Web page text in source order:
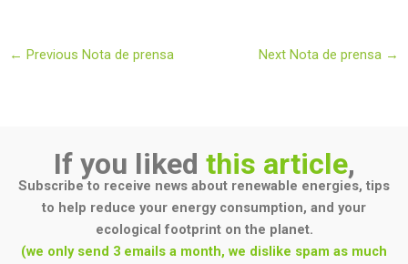
← Previous Nota de prensa Next Nota de prensa →
If you liked this article,
Subscribe to receive news about renewable energies, tips
to help reduce your energy consumption, and your
ecological footprint on the planet.
(we only send 3 emails a month, we dislike spam as much